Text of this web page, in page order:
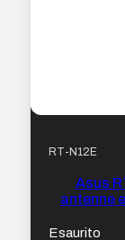
RT-N12E
Asus
antenne
Esaurito